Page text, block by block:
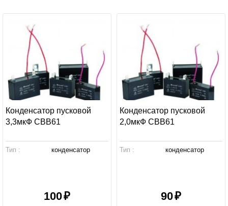
Конденсатор пусковой
3,3мкФ СВВ61
Тип : конденсатор
100
Конденсатор пусковой
2,0мкФ СВВ61
Тип : конденсатор
90